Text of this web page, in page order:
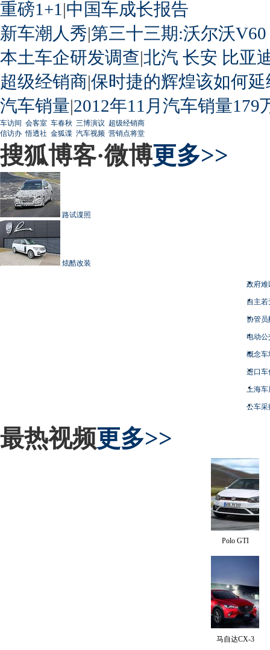
重磅1+1 |中国车成长报告
新车潮人秀|第三十三期:沃尔沃
本土车企研发调查|北汽 长安 比亚
超级经销商|保时捷的辉煌该如何延
汽车销量|2012年11月汽车销量179
车访间 会客室 车春秋 三博演议 超级经销商
信访办 悟透社 金狐谍 汽车视频 营销点将堂
搜狐博客·微博更多>>
路试谍照
炫酷改装
政府难
自主
协管员
电动
概念车
进口车
上海
公车采
最热视频更多>>
Polo GTI
马自达CX-3